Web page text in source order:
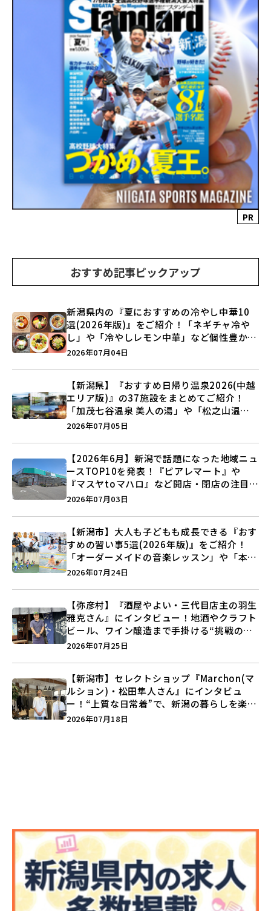
PR
おすすめ記事ピックアップ
新潟県内の『夏におすすめの冷やし中華10
選(2026年版)』をご紹介！「ネギチャ冷や
し」や「冷やしレモン中華」など個性豊かな
ラインアップ♪
2026年07月04日
【新潟県】『おすすめ日帰り温泉2026(中越
エリア版)』の37施設をまとめてご紹介！
「加茂七谷温泉 美人の湯」や「松之山温泉
ナステビュウ湯の山」などを巡ろう♪
2026年07月05日
【2026年6月】新潟で話題になった地域ニュ
ースTOP10を発表！『ピアレマート』や
『マスヤtoマハロ』など開店・閉店の注目記
事をランキングでご紹介♪
2026年07月03日
【新潟市】大人も子どもも成長できる『おす
すめの習い事5選(2026年版)』をご紹介！
「オーダーメイドの音楽レッスン」や「本格
キックボクシング」で新しい自分を見つけよ
2026年07月24日
【弥彦村】『酒屋やよい・三代目店主の羽生
雅克さん』にインタビュー！地酒やクラフト
ビール、ワイン醸造まで手掛ける“挑戦の歴
史”に迫る♪
2026年07月25日
【新潟市】セレクトショップ『Marchon(マ
ルション)・松田隼人さん』にインタビュ
ー！“上質な日常着”で、新潟の暮らしを楽し
む提案とは？
2026年07月18日